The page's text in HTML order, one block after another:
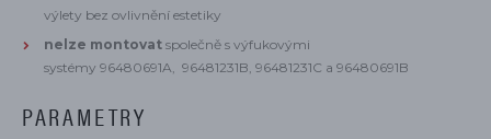
výlety bez ovlivnění estetiky
nelze montovat společně s výfukovými
systémy 96480691A, 96481231B, 96481231C a 96480691B
PARAMETRY